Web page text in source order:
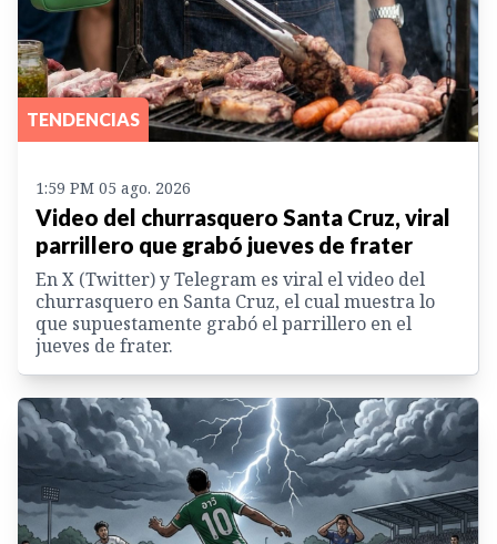
TENDENCIAS
1:59 PM 05 ago. 2026
Video del churrasquero Santa Cruz, viral
parrillero que grabó jueves de frater
En X (Twitter) y Telegram es viral el video del
churrasquero en Santa Cruz, el cual muestra lo
que supuestamente grabó el parrillero en el
jueves de frater.